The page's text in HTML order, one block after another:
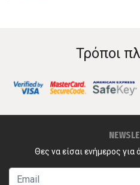
Τρόποι
Θες να είσαι ενήμερος